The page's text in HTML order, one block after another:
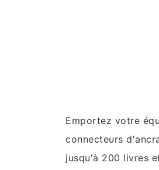
Emportez votre
connecteurs
jusqu'à 200 livres